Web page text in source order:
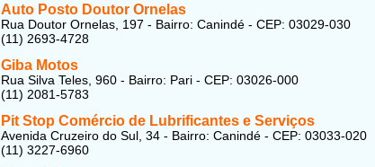
Auto Posto Doutor Ornelas
Rua Doutor Ornelas, 197 - Bairro: Canindé - CEP: 03029-030
(11) 2693-4728
Giba Motos
Rua Silva Teles, 960 - Bairro: Pari - CEP: 03026-000
(11) 2081-5783
Pit Stop Comércio de Lubrificantes e Serviços
Avenida Cruzeiro do Sul, 34 - Bairro: Canindé - CEP: 03033-020
(11) 3227-6960